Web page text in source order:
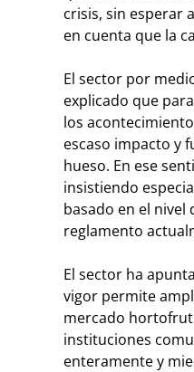
crisis, sin esperar
en cuenta que la
El sector por
explicado que
los
escaso impacto y
hueso. En ese
insistiendo
basado en el
reglamento
El sector ha
vigor permite
mercado
instituciones
enteramente y